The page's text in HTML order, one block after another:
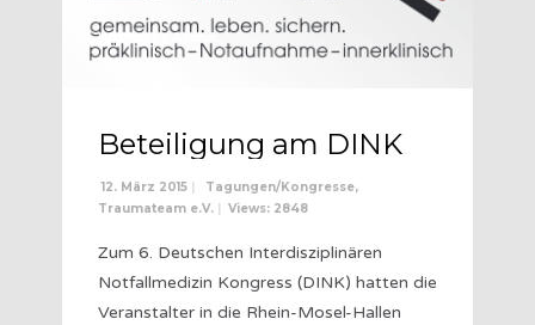
Written byAdmin
Beteiligung am DINK
12. März 2015 | Tagungen/Kongresse,
Traumateam e.V. | Views: 2848
Zum 6. Deutschen Interdisziplinären
Notfallmedizin Kongress (DINK) hatten die
Veranstalter in die Rhein-Mosel-Hallen